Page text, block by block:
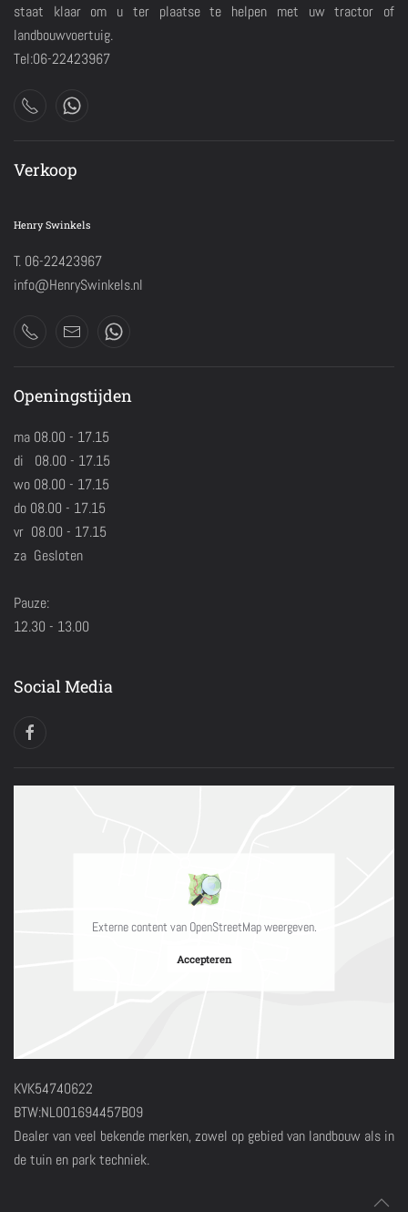
staat klaar om u ter plaatse te helpen met uw tractor of
landbouwvoertuig.
Tel:06-22423967
Verkoop
Henry Swinkels
T. 06-22423967
info@HenrySwinkels.nl
Openingstijden
ma 08.00 - 17.15
di 08.00 - 17.15
wo 08.00 - 17.15
do 08.00 - 17.15
vr 08.00 - 17.15
za Gesloten
Pauze:
12.30 - 13.00
Social Media
Externe content van OpenStreetMap weergeven.
Accepteren
KVK54740622
BTW:NL001694457B09
Dealer van veel bekende merken, zowel op gebied van landbouw als in
de tuin en park techniek.